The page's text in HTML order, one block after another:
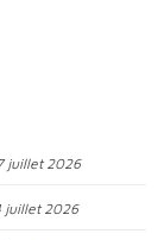
juillet 2026
juillet 2026